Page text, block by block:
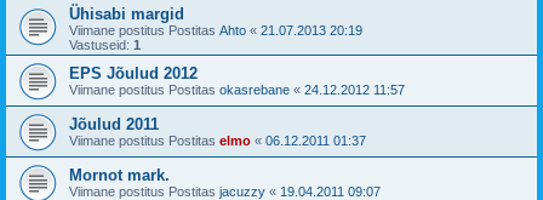
Ühisabi margid
Viimane postitus Postitas Ahto « 21.07.2013 20:19
Vastuseid: 1
EPS Jõulud 2012
Viimane postitus Postitas okasrebane « 24.12.2012 11:57
Jõulud 2011
Viimane postitus Postitas elmo « 06.12.2011 01:37
Mornot mark.
Viimane postitus Postitas jacuzzy « 19.04.2011 09:07